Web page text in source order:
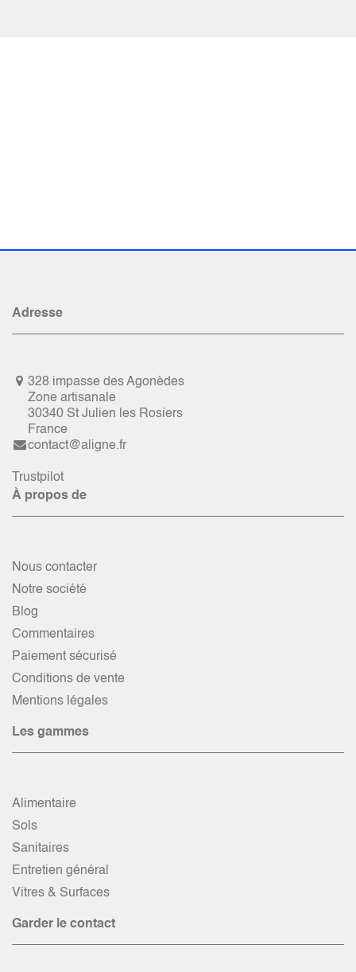
Adresse
328 impasse des Agonèdes
Zone artisanale
30340 St Julien les Rosiers
France
contact@aligne.fr
Trustpilot
À propos de
Nous contacter
Notre société
Blog
Commentaires
Paiement sécurisé
Conditions de vente
Mentions légales
Les gammes
Alimentaire
Sols
Sanitaires
Entretien général
Vitres & Surfaces
Garder le contact